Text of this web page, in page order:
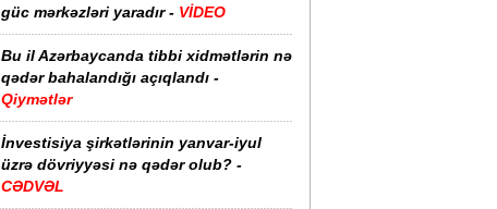
güc mərkəzləri yaradır - VİDEO
Bu il Azərbaycanda tibbi xidmətlərin nə
qədər bahalandığı açıqlandı -
Qiymətlər
İnvestisiya şirkətlərinin yanvar-iyul
üzrə dövriyyəsi nə qədər olub? -
CƏDVƏL